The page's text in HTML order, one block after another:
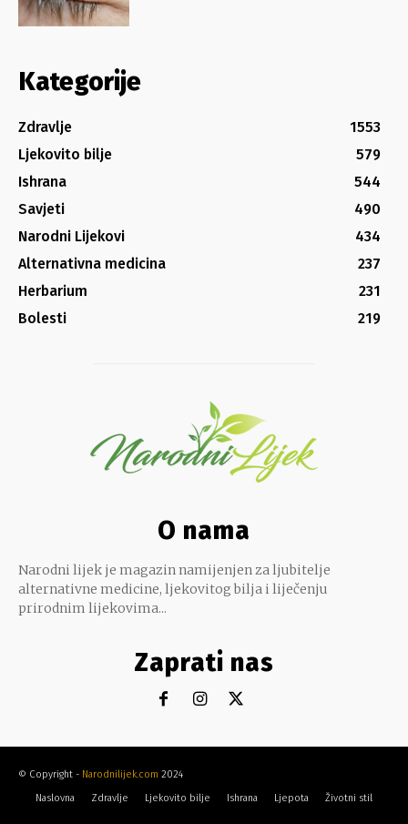
Kategorije
Zdravlje
1553
Ljekovito bilje
579
Ishrana
544
Savjeti
490
Narodni Lijekovi
434
Alternativna medicina
237
Herbarium
231
Bolesti
219
O nama
Narodni lijek je magazin namijenjen za ljubitelje
alternativne medicine, ljekovitog bilja i liječenju
prirodnim lijekovima...
Zaprati nas
© Copyright - Narodnilijek.com 2024
Naslovna
Zdravlje Ljekovito bilje Ishrana Ljepota Životni stil